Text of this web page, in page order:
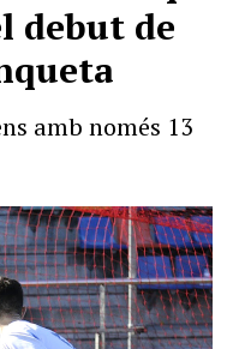
debut de
amb només 13